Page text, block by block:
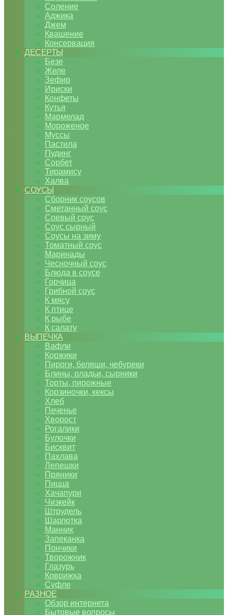
Соление
Аджика
Джем
Квашение
Консервация
ДЕСЕРТЫ
Безе
Желе
Зефир
Ириски
Конфеты
Кутья
Мармелад
Мороженое
Муссы
Пастила
Пудинг
Сорбет
Тирамису
Халва
СОУСЫ
Сборник соусов
Сметанный соус
Соевый соус
Соус сырный
Соусы на зиму
Томатный соус
Маринады
Чесночный соус
Блюда в соусе
Горчица
Грибной соус
К мясу
К птице
К рыбе
К салату
ВЫПЕЧКА
Вафли
Коржики
Пироги, беляши, чебуреки
Блины, оладьи, сырники
Торты, пирожные
Корзиночки, кексы
Хлеб
Печенье
Хворост
Рогалики
Булочки
Бисквит
Пахлава
Лепешки
Пряники
Пицца
Хачапури
Чизкейк
Штрудель
Шарлотка
Манник
Запеканка
Пончики
Творожник
Глазурь
Коврижка
Суфле
РАЗНОЕ
Обзор интернета
Бытовые вопросы